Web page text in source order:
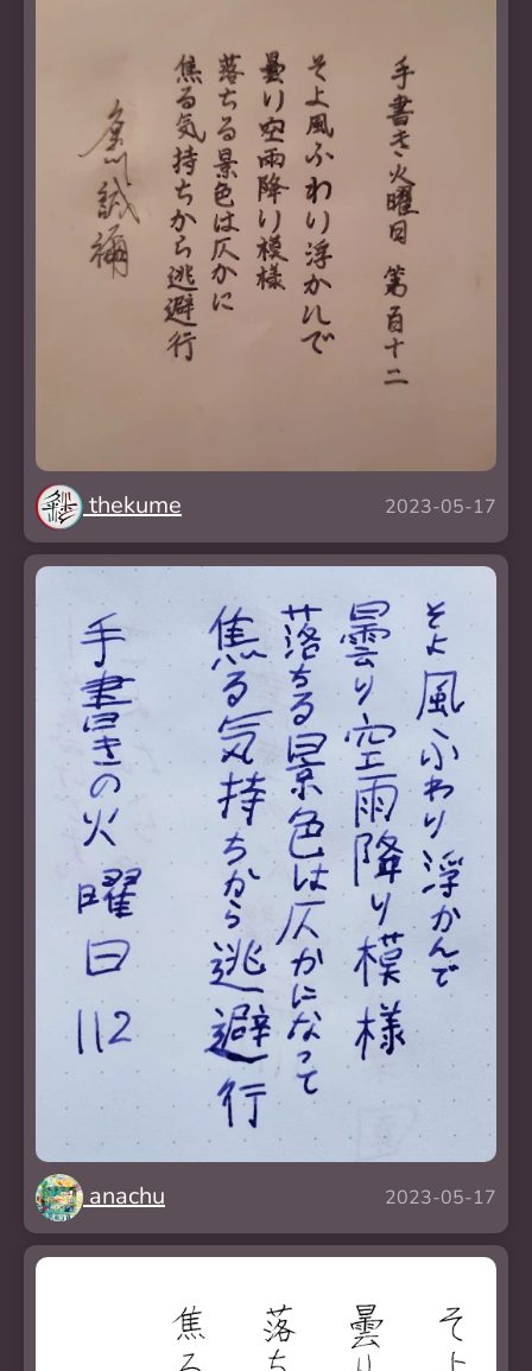
thekume 2023-05-17
anachu 2023-05-17